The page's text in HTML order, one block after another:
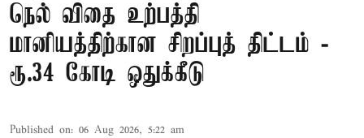
நெல் விதை உற்பத்தி
மானியத்திற்கான சிறப்புத் திட்டம் -
ரூ.34 கோடி ஒதுக்கீடு
Published on: 06 Aug 2026, 5:22 am